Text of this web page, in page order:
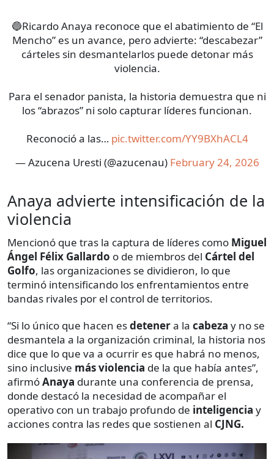
🔵Ricardo Anaya reconoce que el abatimiento de “El
Mencho” es un avance, pero advierte: “descabezar”
cárteles sin desmantelarlos puede detonar más
violencia.
Para el senador panista, la historia demuestra que ni
los “abrazos” ni solo capturar líderes funcionan.
Reconoció a las… pic.twitter.com/YY9BXhACL4
— Azucena Uresti (@azucenau) February 24, 2026
Anaya advierte intensificación de la
violencia
Mencionó que tras la captura de líderes como Miguel
Ángel Félix Gallardo o de miembros del Cártel del
Golfo, las organizaciones se dividieron, lo que
terminó intensificando los enfrentamientos entre
bandas rivales por el control de territorios.
“Si lo único que hacen esdetenera la cabeza y no se
desmantela a la organización criminal, la historia nos
dice que lo que va a ocurrir es que habrá no menos,
sino inclusive más violencia de la que había antes”,
afirmóAnaya durante una conferencia de prensa,
donde destacó la necesidad de acompañar el
operativo con un trabajo profundo de inteligencia y
acciones contra las redes que sostienen al CJNG.